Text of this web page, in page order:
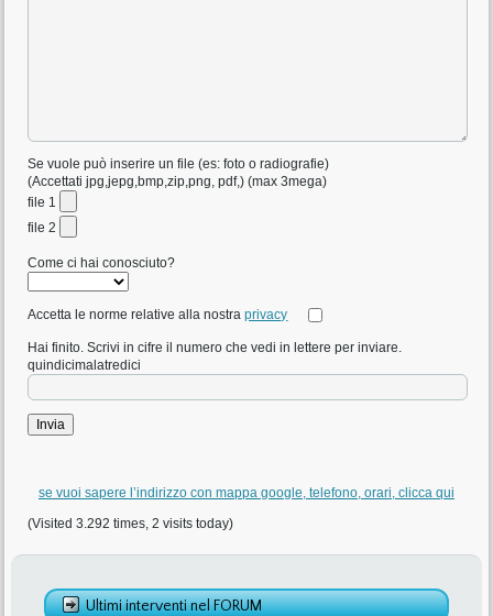
Se vuole può inserire un file (es: foto o radiografie)
(Accettati jpg,jepg,bmp,zip,png, pdf,) (max 3mega)
file 1
file 2
Come ci hai conosciuto?
Accetta le norme relative alla nostraprivacy
Hai finito. Scrivi in cifre il numero che vedi in lettere per inviare.
quindicimalatredici
se vuoi sapere l’indirizzo con mappa google, telefono, orari, clicca qui
(Visited 3.292 times, 2 visits today)
Ultimi interventi nel FORUM